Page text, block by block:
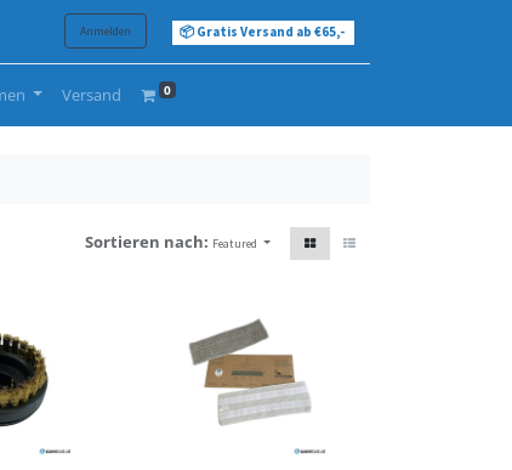
Anmelden 📦 Gratis Versand ab €65,-
Versand 0
Sortieren nach: Featured